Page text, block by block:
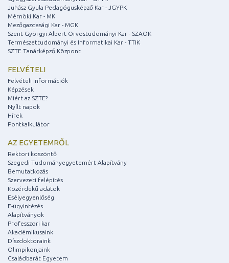
Juhász Gyula Pedagógusképző Kar - JGYPK
Mérnöki Kar - MK
Mezőgazdasági Kar - MGK
Szent-Györgyi Albert Orvostudományi Kar - SZAOK
Természettudományi és Informatikai Kar - TTIK
SZTE Tanárképző Központ
FELVÉTELI
Felvételi információk
Képzések
Miért az SZTE?
Nyílt napok
Hírek
Pontkalkulátor
AZ EGYETEMRŐL
Rektori köszöntő
Szegedi Tudományegyetemért Alapítvány
Bemutatkozás
Szervezeti felépítés
Közérdekű adatok
Esélyegyenlőség
E-ügyintézés
Alapítványok
Professzori kar
Akadémikusaink
Díszdoktoraink
Olimpikonjaink
Családbarát Egyetem